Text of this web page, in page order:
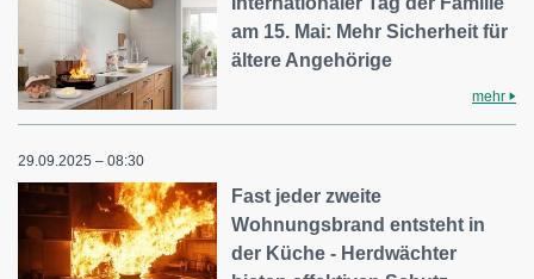
am 15. Mai: Mehr Sicherheit für
ältere Angehörige
mehr
29.09.2025 – 08:30
Fast jeder zweite
Wohnungsbrand entsteht in
der Küche - Herdwächter